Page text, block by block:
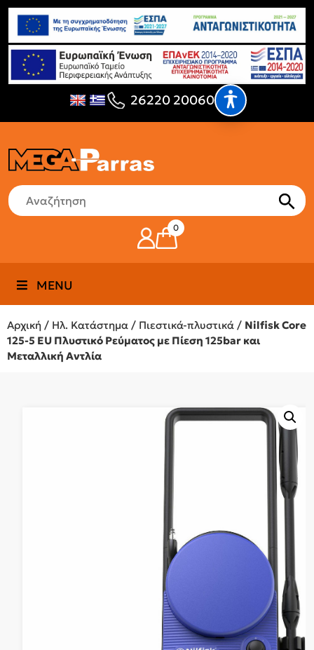
26220 20060
0
MENU
Αρχική / Ηλ. Κατάστημα / Πιεστικά-πλυστικά / Nilfisk Core
125-5 EU Πλυστικό Ρεύματος με Πίεση 125bar και
Μεταλλική Αντλία